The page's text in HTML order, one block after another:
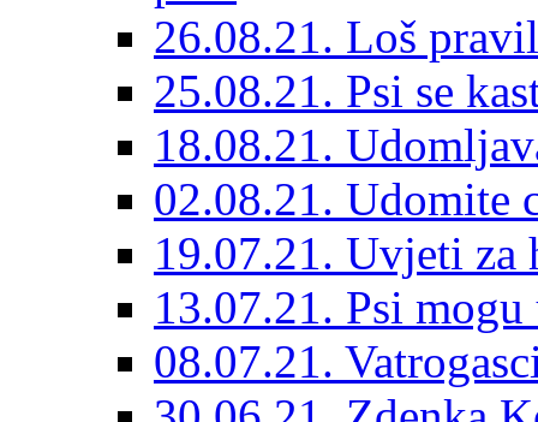
26.08.21. Loš
25.08.21. Psi se
18.08.21.
02.08.21. Udomite
19.07.21. Uvjeti za
13.07.21. Psi
08.07.21.